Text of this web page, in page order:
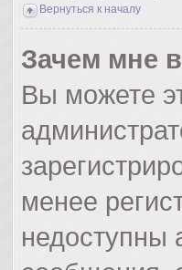
Вернуться к началу
Зачем мне
Вы можете
менее
недоступны